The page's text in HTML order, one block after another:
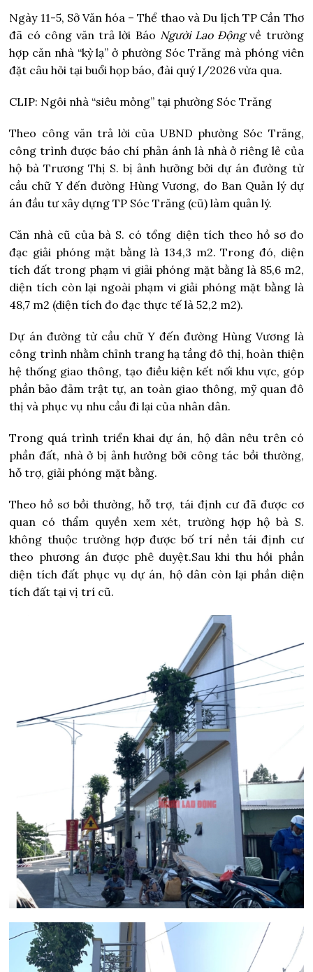
Ngày 11-5, Sở Văn hóa – Thể thao và Du lịch TP Cần Thơ
đã có công văn trả lời Báo Người Lao Độngvề trường
hợp căn nhà “kỳ lạ” ở phường Sóc Trăng mà phóng viên
đặt câu hỏi tại buổi họp báo, đài quý I/2026 vừa qua.
CLIP: Ngôi nhà “siêu mỏng” tại phường Sóc Trăng
Theo công văn trả lời của UBND phường Sóc Trăng,
công trình được báo chí phản ánh là nhà ở riêng lẻ của
hộ bà Trương Thị S. bị ảnh hưởng bởi dự án đường từ
cầu chữ Y đến đường Hùng Vương, do Ban Quản lý dự
án đầu tư xây dựng TP Sóc Trăng (cũ) làm quản lý.
Căn nhà cũ của bà S. có tổng diện tích theo hồ sơ đo
đạc giải phóng mặt bằng là 134,3 m2. Trong đó, diện
tích đất trong phạm vi giải phóng mặt bằng là 85,6 m2,
diện tích còn lại ngoài phạm vi giải phóng mặt bằng là
48,7 m2 (diện tích đo đạc thực tế là 52,2 m2).
Dự án đường từ cầu chữ Y đến đường Hùng Vương là
công trình nhằm chỉnh trang hạ tầng đô thị, hoàn thiện
hệ thống giao thông, tạo điều kiện kết nối khu vực, góp
phần bảo đảm trật tự, an toàn giao thông, mỹ quan đô
thị và phục vụ nhu cầu đi lại của nhân dân.
Trong quá trình triển khai dự án, hộ dân nêu trên có
phần đất, nhà ở bị ảnh hưởng bởi công tác bồi thường,
hỗ trợ, giải phóng mặt bằng.
Theo hồ sơ bồi thường, hỗ trợ, tái định cư đã được cơ
quan có thẩm quyền xem xét, trường hợp hộ bà S.
không thuộc trường hợp được bố trí nền tái định cư
theo phương án được phê duyệt.Sau khi thu hồi phần
diện tích đất phục vụ dự án, hộ dân còn lại phần diện
tích đất tại vị trí cũ.